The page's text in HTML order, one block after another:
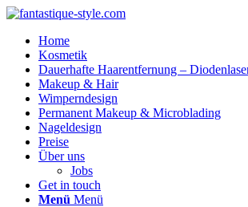
Home
Kosmetik
Dauerhafte Haarentfernung –
Makeup & Hair
Wimperndesign
Permanent Makeup & Microblading
Nageldesign
Preise
Über uns
Jobs
Get in touch
Menü Menü